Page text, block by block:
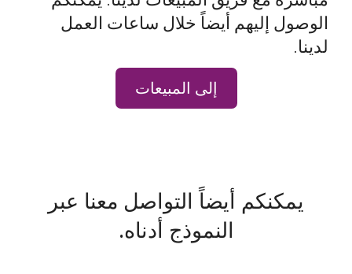
الوصول إليهم أيضاً خلال ساعات العمل
لدينا.
إلى المبيعات
يمكنكم أيضاً التواصل معنا عبر
النموذج أدناه.